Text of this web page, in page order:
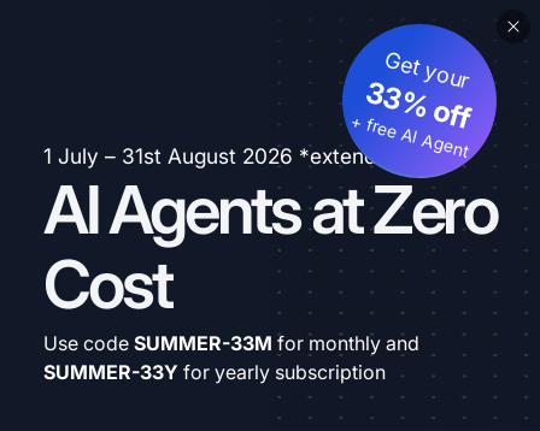
1 July – 31st August 2026 *extended
AI Agents at Zero
Cost
Get your
33% off
+ free AI Agent
Use code SUMMER-33M for monthly and
SUMMER-33Y for yearly subscription